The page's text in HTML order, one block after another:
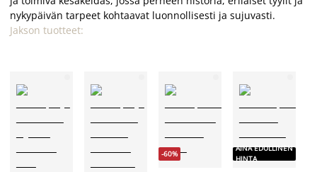
nykypäivän tarpeet kohtaavat luonnollisesti ja sujuvasti.
Jakson tuotteet:
-60%
AINA EDULLINEN
HINTA